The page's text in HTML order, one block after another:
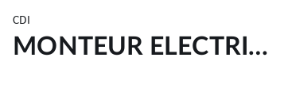
CDI
MONTEUR ELECTRICIEN H/F